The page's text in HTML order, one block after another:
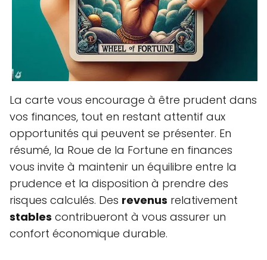
La carte vous encourage à être prudent dans
vos finances, tout en restant attentif aux
opportunités qui peuvent se présenter. En
résumé, la Roue de la Fortune en finances
vous invite à maintenir un équilibre entre la
prudence et la disposition à prendre des
risques calculés. Des revenus relativement
stables contribueront à vous assurer un
confort économique durable.